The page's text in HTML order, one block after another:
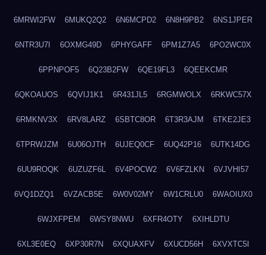
6MRWI2FW 6MUKQ2Q2 6N6MCPD2 6N8H9PB2 6NS1JPER
6NTR3U7I 6OXMG49D 6PHYGAFF 6PM1Z7A5 6PO2WC0X
6PPNPOF5 6Q23B2FW 6QE19FL3 6QEEKCMR
6QKOAUOS 6QVIJ1K1 6R431JL5 6RGMWOLX 6RKWC57X
6RMKNV3X 6RV8LARZ 6SBTC8OR 6T3R3AJM 6TKE2JE3
6TPRWJZM 6U06OJTH 6UJEQ0CF 6UQ42P16 6UTK14DG
6UU9ROQK 6UZUZF6L 6V4POCW2 6V6FZLKN 6VJVHI57
6VQ1DZQ1 6VZACB5E 6W0V02MY 6W1CRLU0 6WAOIUX0
6WJXFPEM 6WSY8NWU 6XFR4OTY 6XIHLDTU
6XL3E0EQ 6XP30R7N 6XQUAXFV 6XUCD56H 6XVXTC5I